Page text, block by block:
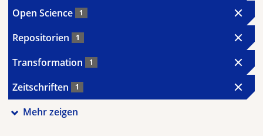
Open Science 1
Repositorien 1
Transformation 1
Zeitschriften 1
Mehr zeigen